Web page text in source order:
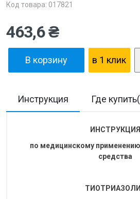
Код товара: 017821
463,6 ₴
В корзину в 1 клик
Инструкция Где
ИНСТРУКЦИЯ
по медицинскому
средства